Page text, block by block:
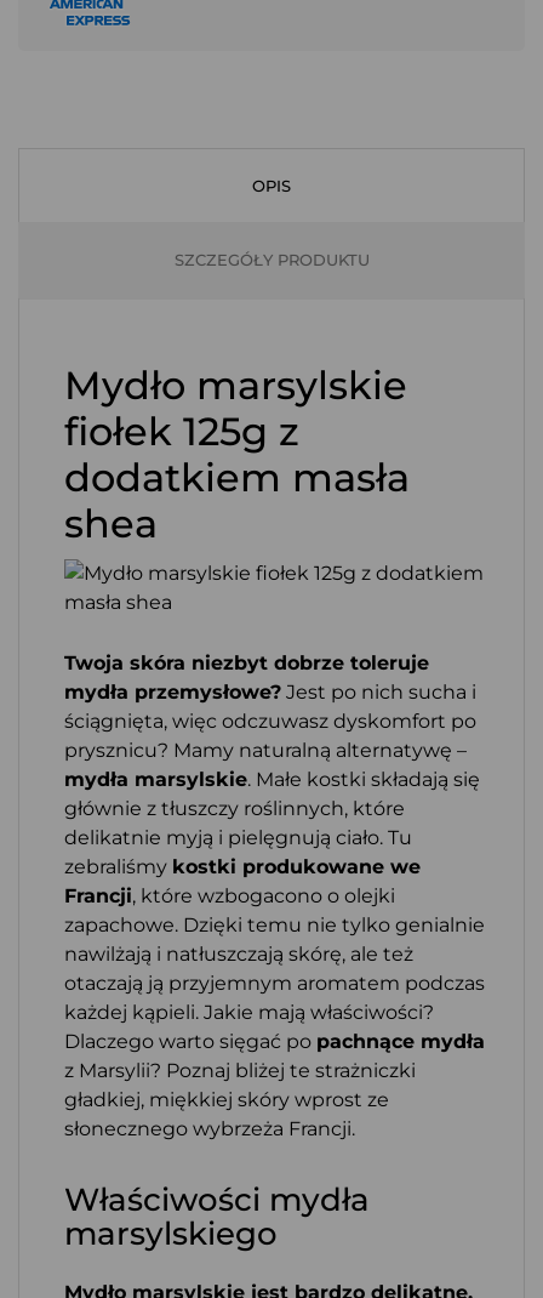
OPIS
SZCZEGÓŁY PRODUKTU
Mydło marsylskie
fiołek 125g z
dodatkiem masła
shea
Twoja skóra niezbyt dobrze toleruje
mydła przemysłowe? Jest po nich sucha i
ściągnięta, więc odczuwasz dyskomfort po
prysznicu? Mamy naturalną alternatywę –
mydła marsylskie. Małe kostki składają się
głównie z tłuszczy roślinnych, które
delikatnie myją i pielęgnują ciało. Tu
zebraliśmy kostki produkowane we
Francji, które wzbogacono o olejki
zapachowe. Dzięki temu nie tylko genialnie
nawilżają i natłuszczają skórę, ale też
otaczają ją przyjemnym aromatem podczas
każdej kąpieli. Jakie mają właściwości?
Dlaczego warto sięgać po pachnące mydła
z Marsylii? Poznaj bliżej te strażniczki
gładkiej, miękkiej skóry wprost ze
słonecznego wybrzeża Francji.
Właściwości mydła
marsylskiego
Mydło marsylskie jest bardzo delikatne,